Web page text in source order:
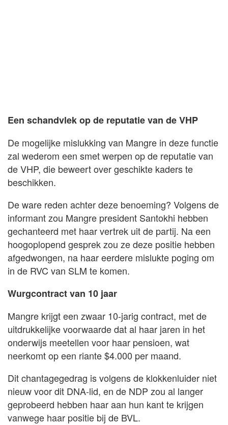
Een schandvlek op de reputatie van de VHP
De mogelijke mislukking van Mangre in deze functie
zal wederom een smet werpen op de reputatie van
de VHP, die beweert over geschikte kaders te
beschikken.
De ware reden achter deze benoeming? Volgens de
informant zou Mangre president Santokhi hebben
gechanteerd met haar vertrek uit de partij. Na een
hoogoplopend gesprek zou ze deze positie hebben
afgedwongen, na haar eerdere mislukte poging om
in de RVC van SLM te komen.
Wurgcontract van 10 jaar
Mangre krijgt een zwaar 10-jarig contract, met de
uitdrukkelijke voorwaarde dat al haar jaren in het
onderwijs meetellen voor haar pensioen, wat
neerkomt op een riante $4.000 per maand.
Dit chantagegedrag is volgens de klokkenluider niet
nieuw voor dit DNA-lid, en de NDP zou al langer
geprobeerd hebben haar aan hun kant te krijgen
vanwege haar positie bij de BVL.